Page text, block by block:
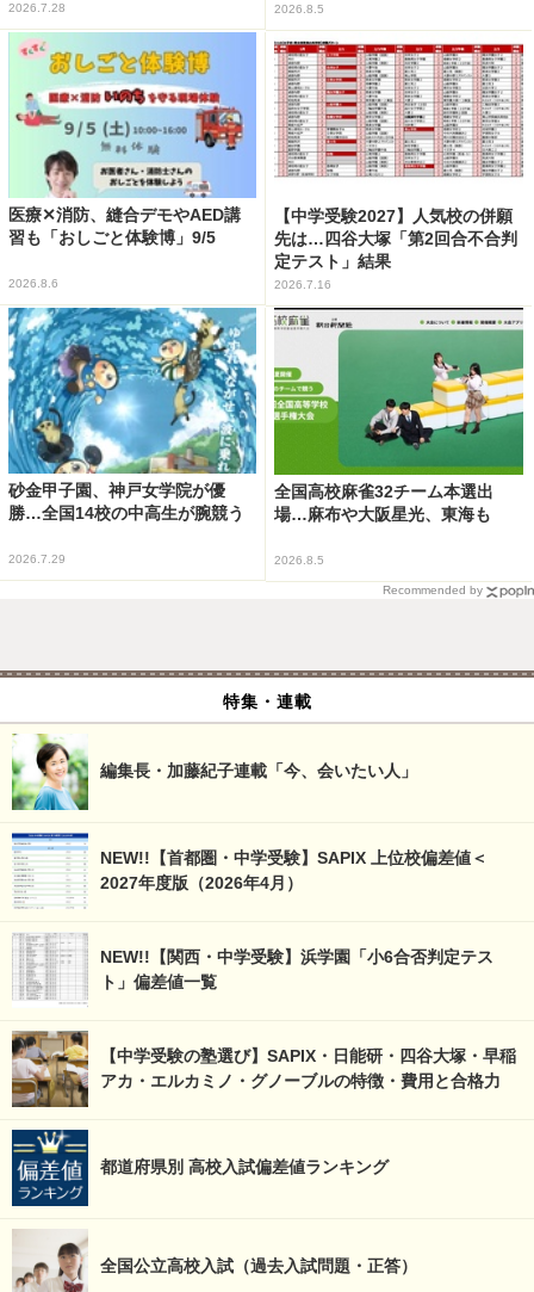
2026.7.28 2026.8.5
医療✕消防、縫合デモやAED講
習も「おしごと体験博」9/5
2026.8.6
【中学受験2027】人気校の併願
先は…四谷大塚「第2回合不合判
定テスト」結果
2026.7.16
砂金甲子園、神戸女学院が優
勝…全国14校の中高生が腕競う
2026.7.29
全国高校麻雀32チーム本選出
場…麻布や大阪星光、東海も
2026.8.5
Recommended by
特集・連載
編集長・加藤紀子連載「今、会いたい人」
NEW!!【首都圏・中学受験】SAPIX 上位校偏差値＜
2027年度版（2026年4月）
NEW!!【関西・中学受験】浜学園「小6合否判定テス
ト」偏差値一覧
【中学受験の塾選び】SAPIX・日能研・四谷大塚・早稲
アカ・エルカミノ・グノーブルの特徴・費用と合格力
都道府県別 高校入試偏差値ランキング
全国公立高校入試（過去入試問題・正答）